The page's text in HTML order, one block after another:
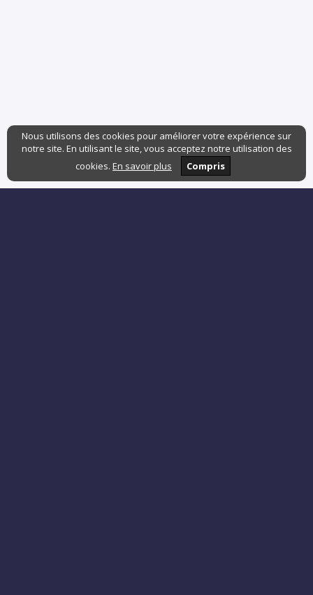
Nous utilisons des cookies pour améliorer votre expérience sur
notre site. En utilisant le site, vous acceptez notre utilisation des
cookies. En savoir plus Compris